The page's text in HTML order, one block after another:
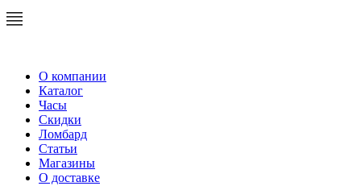
О компании
Каталог
Часы
Скидки
Ломбард
Статьи
Магазины
О доставке